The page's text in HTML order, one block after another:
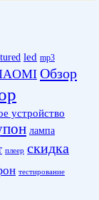
led mp3
Обзор
устройство
лампа
плеер скидка
тестирование